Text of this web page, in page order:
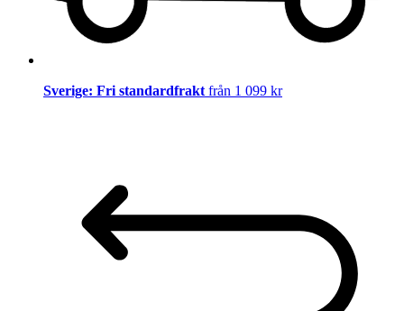
Sverige: Fri standardfrakt från 1 099 kr